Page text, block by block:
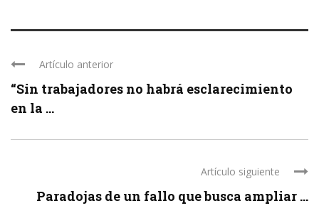
Artículo anterior
“Sin trabajadores no habrá esclarecimiento
en la ...
Artículo siguiente
Paradojas de un fallo que busca ampliar ...